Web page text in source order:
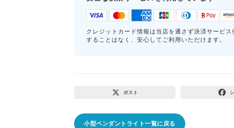
クレジットカード情報は当店を通さず決済サービ
することはなく、安心してご利用いただけます。
ポスト
小型ペンダントライト一覧に戻る